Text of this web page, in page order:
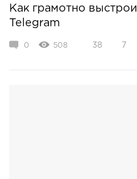
Как грамотно
Telegram
0 508 38 7